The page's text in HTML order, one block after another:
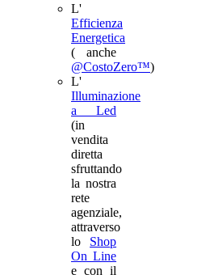
L'
Efficienza
Energetica
( anche
@CostoZero™)
L'
Illuminazione
a Led
(in
vendita
diretta
sfruttando
la nostra
rete
agenziale,
attraverso
lo Shop
On Line
e con il